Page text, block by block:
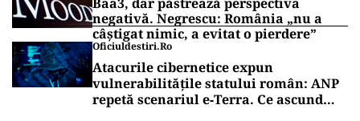
negativă. Negrescu: România „nu a
câștigat nimic, a evitat o pierdere”
Oficiuldestiri.ro
Atacurile cibernetice expun
vulnerabilitățile statului român: ANP
repetă scenariul e‑Terra. Ce ascund